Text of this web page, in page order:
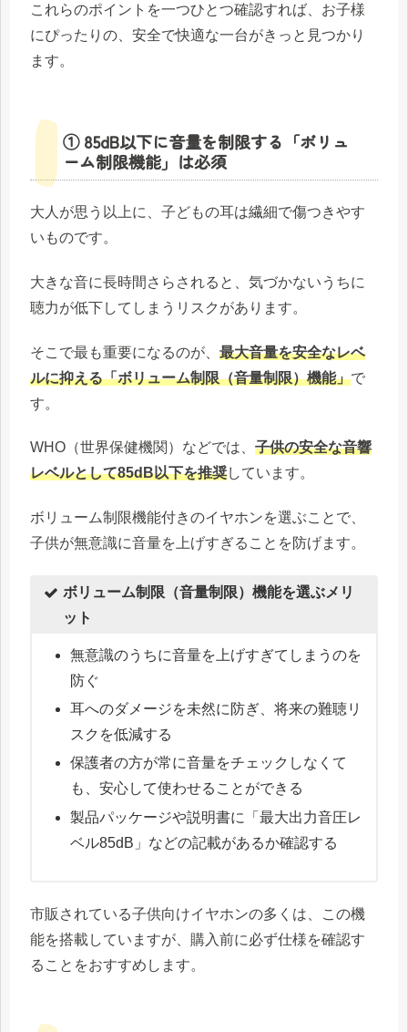
これらのポイントを一つひとつ確認すれば、お子様
にぴったりの、安全で快適な一台がきっと見つかり
ます。
① 85dB以下に音量を制限する「ボリュ
ーム制限機能」は必須
大人が思う以上に、子どもの耳は繊細で傷つきやす
いものです。
大きな音に長時間さらされると、気づかないうちに
聴力が低下してしまうリスクがあります。
そこで最も重要になるのが、 最大音量を安全なレベ
ルに抑える「ボリューム制限（音量制限）機能」で
す。
WHO（世界保健機関）などでは、 子供の安全な音響
レベルとして85dB以下を推奨しています。
ボリューム制限機能付きのイヤホンを選ぶことで、
子供が無意識に音量を上げすぎることを防げます。
ボリューム制限（音量制限）機能を選ぶメリ
ット
無意識のうちに音量を上げすぎてしまうのを
防ぐ
耳へのダメージを未然に防ぎ、将来の難聴リ
スクを低減する
保護者の方が常に音量をチェックしなくて
も、安心して使わせることができる
製品パッケージや説明書に「最大出力音圧レ
ベル85dB」などの記載があるか確認する
市販されている子供向けイヤホンの多くは、この機
能を搭載していますが、購入前に必ず仕様を確認す
ることをおすすめします。